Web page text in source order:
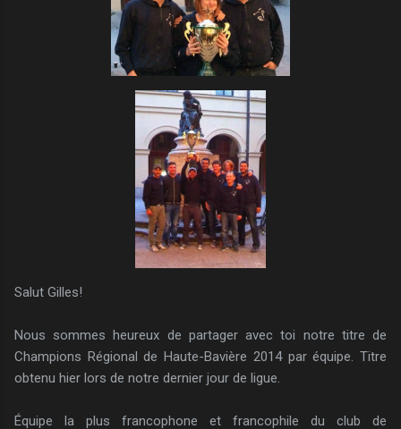
Salut Gilles!
Nous sommes heureux de partager avec toi notre titre de
Champions Régional de Haute-Bavière 2014 par équipe. Titre
obtenu hier lors de notre dernier jour de ligue.
Équipe la plus francophone et francophile du club de